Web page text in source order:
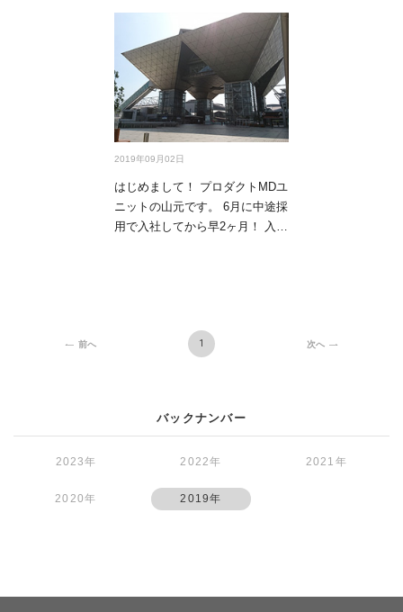
2019年09月02日
はじめまして！ プロダクトMDユ
ニットの山元です。 6月に中途採
用で入社してから早2ヶ月！ 入社
前へ 1 次へ
バックナンバー
2023年 2022年 2021年
2020年 2019年